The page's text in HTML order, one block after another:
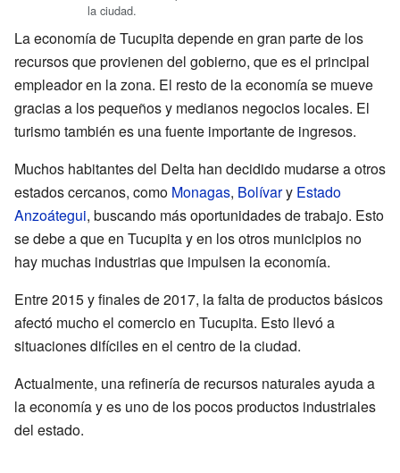
la ciudad.
La economía de Tucupita depende en gran parte de los
recursos que provienen del gobierno, que es el principal
empleador en la zona. El resto de la economía se mueve
gracias a los pequeños y medianos negocios locales. El
turismo también es una fuente importante de ingresos.
Muchos habitantes del Delta han decidido mudarse a otros
estados cercanos, como Monagas, Bolívary Estado
Anzoátegui, buscando más oportunidades de trabajo. Esto
se debe a que en Tucupita y en los otros municipios no
hay muchas industrias que impulsen la economía.
Entre 2015 y finales de 2017, la falta de productos básicos
afectó mucho el comercio en Tucupita. Esto llevó a
situaciones difíciles en el centro de la ciudad.
Actualmente, una refinería de recursos naturales ayuda a
la economía y es uno de los pocos productos industriales
del estado.